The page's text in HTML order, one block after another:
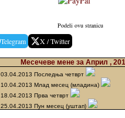
Podeli ovu stranicu
Telegram X / Twitter
Месечеве мене за Април ,
03.04.2013 Последња четврт
10.04.2013 Млад месец (младина)
18.04.2013 Прва четврт
25.04.2013 Пун месец (уштап)